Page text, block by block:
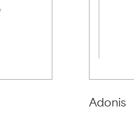
Adonis